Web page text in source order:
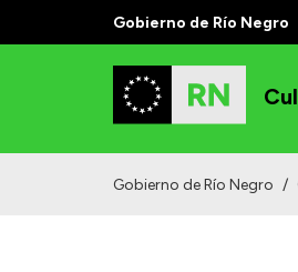
Gobierno de Río Negro
Gobierno de Río Negro /